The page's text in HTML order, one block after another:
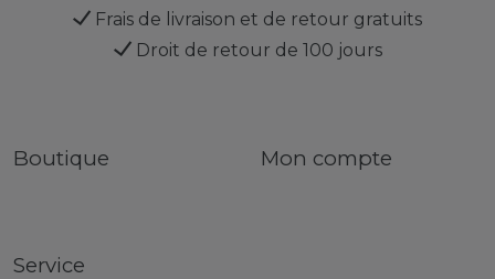
Frais de livraison et de retour gratuits
Droit de retour de 100 jours
Boutique Mon compte
Service